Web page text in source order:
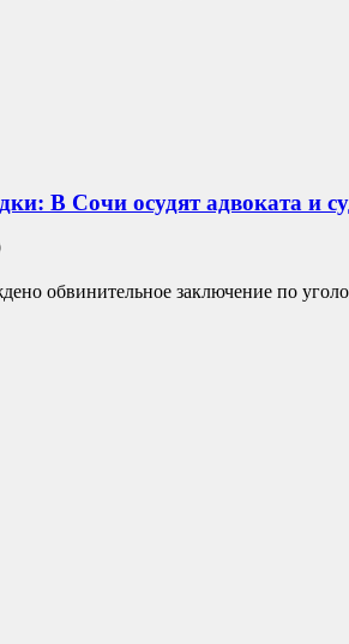
В Сочи осудят адвоката и
обвинительное заключение по